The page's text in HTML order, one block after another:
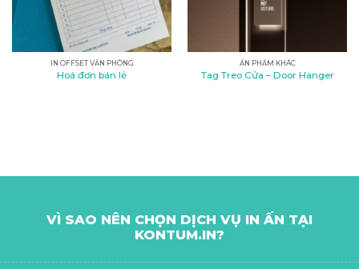
IN OFFSET VĂN PHÒNG
Hoá đơn bán lẻ
ẤN PHẨM KHÁC
Tag Treo Cửa – Door Hanger
VÌ SAO NÊN CHỌN DỊCH VỤ IN ẤN TẠI
KONTUM.IN?